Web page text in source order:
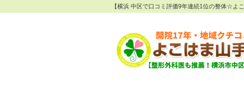
【横浜 中区で口コミ評価9年連続1位の整体☆よ